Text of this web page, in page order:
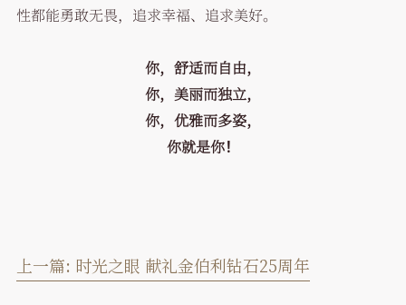
性都能勇敢无畏，追求幸福、追求美好。
你，舒适而自由，
你，美丽而独立，
你，优雅而多姿，
你就是你！
上一篇: 时光之眼 献礼金伯利钻石25周年